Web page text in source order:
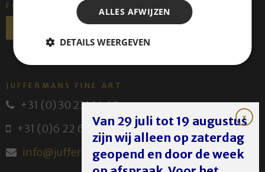
FOLLOW US
JUFFERMANS FINE ART
+31 (0) 30 231 14 63
+31 (0)6 22 614 582
info@juffermans.nl
Van 29 juli tot 19 augustus
zijn wij alleen op zaterdag
geopend en door de week
ALLES AFWIJZEN
DETAILS WEERGEVEN